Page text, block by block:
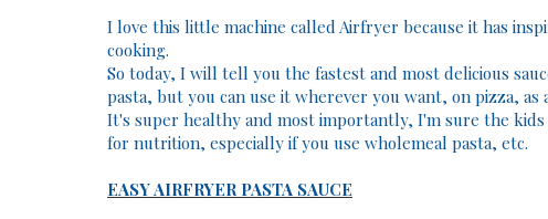
I love this little machine called Airfryer because it has
cooking.
So today, I will tell you the fastest and most delicious
pasta, but you can use it wherever you want, on pizza, as
It's super healthy and most importantly, I'm sure the
for nutrition, especially if you use wholemeal pasta, etc.
EASY AIRFRYER PASTA SAUCE